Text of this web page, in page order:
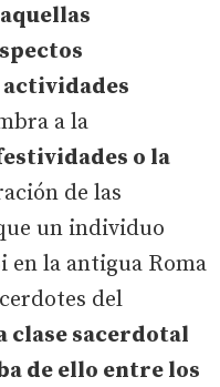
a la
o la
de las
un individuo
en la antigua Roma
del
clase sacerdotal
de ello entre los